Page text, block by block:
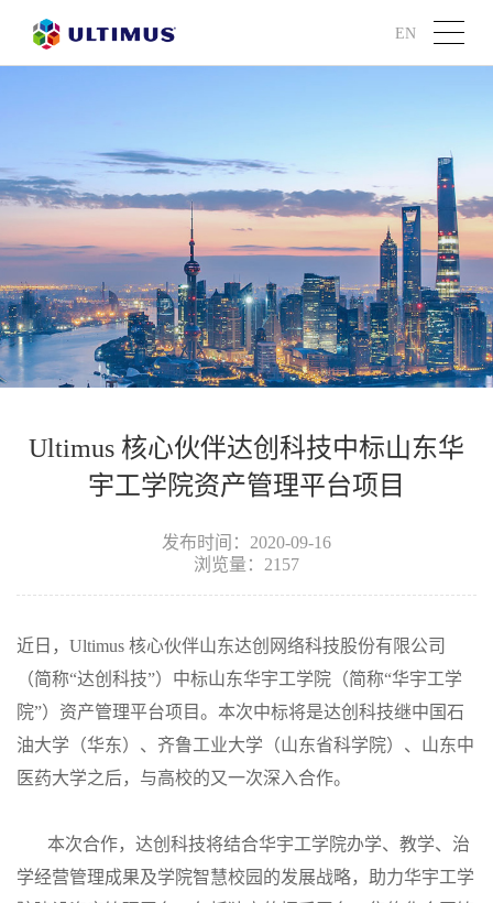
EN
Ultimus 核心伙伴达创科技中标山东华
宇工学院资产管理平台项目
发布时间：2020-09-16
浏览量：2157
近日，Ultimus 核心伙伴山东达创网络科技股份有限公司
（简称“达创科技”）中标山东华宇工学院（简称“华宇工学
院”）资产管理平台项目。本次中标将是达创科技继中国石
油大学（华东）、齐鲁工业大学（山东省科学院）、山东中
医药大学之后，与高校的又一次深入合作。
本次合作，达创科技将结合华宇工学院办学、教学、治
学经营管理成果及学院智慧校园的发展战略，助力华宇工学